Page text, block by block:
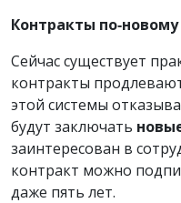
Контракты по‑новому
Сейчас существует
контракты
этой системы
будут заключать
заинтересован в
контракт можно
даже пять лет.